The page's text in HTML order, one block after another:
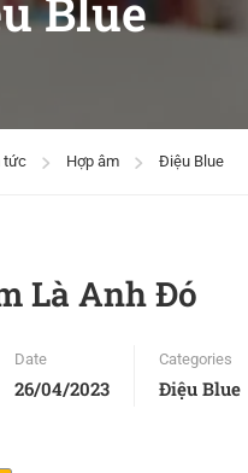
tức Hợp âm Điệu Blue
Là Anh Đó
Date
26/04/2023
Categories
Điệu Blue